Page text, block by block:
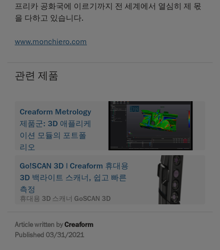
프리카 공화국에 이르기까지 전 세계에서 열심히 제 몫
을 다하고 있습니다.
www.monchiero.com
관련 제품
Creaform Metrology
제품군: 3D 애플리케
이션 모듈의 포트폴
리오
Go!SCAN 3D | Creaform 휴대용
3D 백라이트 스캐너, 쉽고 빠른
측정
휴대용 3D 스캐너 GoSCAN 3D
Article written byCreaform
Published 03/31/2021